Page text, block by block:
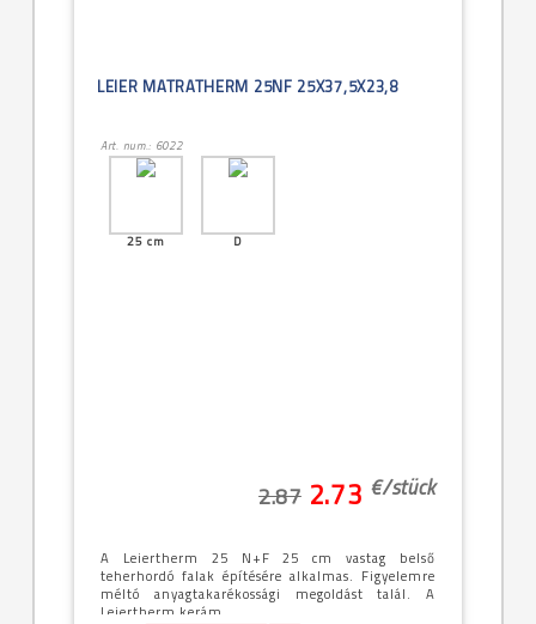
LEIER MATRATHERM 25NF 25X37,5X23,8
Art. num.: 6022
25 cm D
2.87 2.73 €/stück
A Leiertherm 25 N+F 25 cm vastag belső
teherhordó falak építésére alkalmas. Figyelemre
méltó anyagtakarékossági megoldást talál. A
Leiertherm kerám...